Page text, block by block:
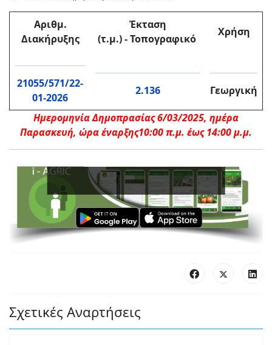
Αριθμ.
Διακήρυξης
Έκταση
(τ.μ.) - Τοπογραφικό
Χρήση
21055/571/22-
01-2026
2.136 Γεωργική
Ημερομηνία Δημοπρασίας 6/03/2025, ημέρα
Παρασκευή, ώρα έναρξης10:00 π.μ. έως 14:00 μ.μ.
Σχετικές Αναρτήσεις